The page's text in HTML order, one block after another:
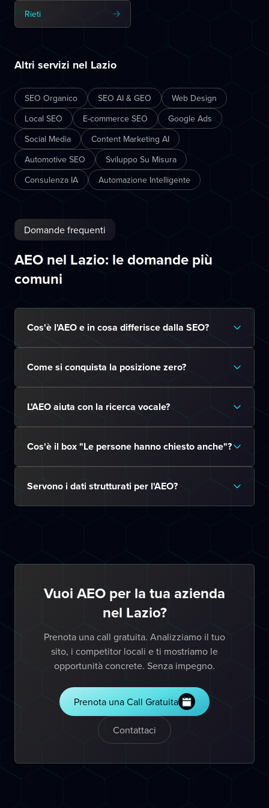
Rieti
Altri servizi nel Lazio
SEO Organico SEO AI & GEO
Web Design
Local SEO
E-commerce SEO
Google Ads
Social Media
Content Marketing AI
Automotive SEO
Sviluppo Su Misura
Consulenza IA
Automazione Intelligente
Domande frequenti
AEO nel Lazio: le domande più
comuni
Cos'è l'AEO e in cosa differisce dalla SEO?
Come si conquista la posizione zero?
L'AEO aiuta con la ricerca vocale?
Cos'è il box "Le persone hanno chiesto anche"?
Servono i dati strutturati per l'AEO?
Vuoi AEO per la tua azienda
nel Lazio?
Prenota una call gratuita. Analizziamo il tuo
sito, i competitor locali e ti mostriamo le
opportunità concrete. Senza impegno.
Prenota una Call Gratuita
Contattaci